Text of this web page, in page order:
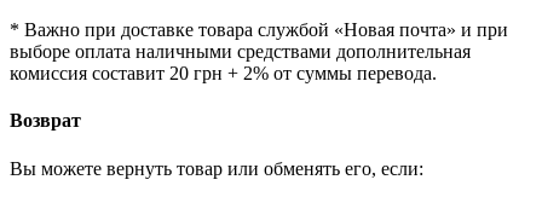
* Важно при доставке товара службой «Новая почта» и при
выборе оплата наличными средствами дополнительная
комиссия составит 20 грн + 2% от суммы перевода.
Возврат
Вы можете вернуть товар или обменять его, если: